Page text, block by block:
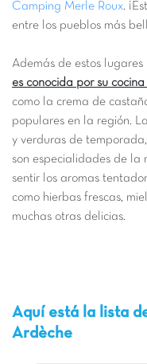
Camping Merle Roux.
entre los pueblos más
Además de estos lugares
es conocida por su cocina
como la crema de
populares en la región.
y verduras de
son especialidades de la
sentir los aromas
como hierbas frescas,
muchas otras delicias.
Aquí está la lista
Ardèche